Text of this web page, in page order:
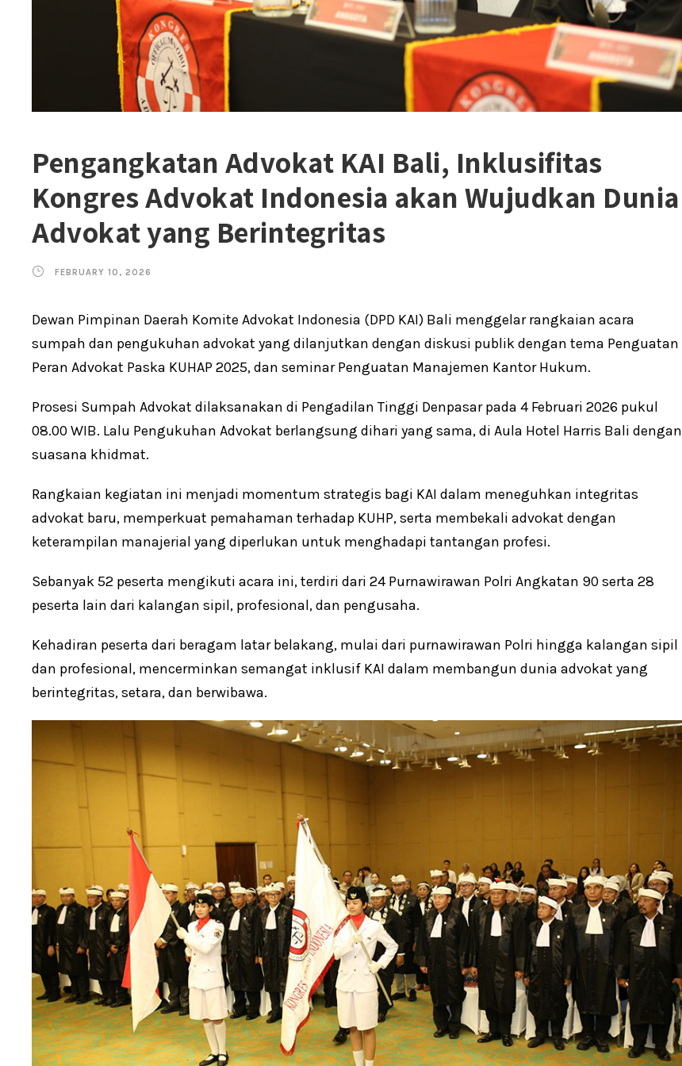
Pengangkatan Advokat KAI Bali, Inklusifitas
Kongres Advokat Indonesia akan Wujudkan Dunia
Advokat yang Berintegritas
FEBRUARY 10, 2026
Dewan Pimpinan Daerah Komite Advokat Indonesia (DPD KAI) Bali menggelar rangkaian acara
sumpah dan pengukuhan advokat yang dilanjutkan dengan diskusi publik dengan tema Penguatan
Peran Advokat Paska KUHAP 2025, dan seminar Penguatan Manajemen Kantor Hukum.
Prosesi Sumpah Advokat dilaksanakan di Pengadilan Tinggi Denpasar pada 4 Februari 2026 pukul
08.00 WIB. Lalu Pengukuhan Advokat berlangsung dihari yang sama, di Aula Hotel Harris Bali dengan
suasana khidmat.
Rangkaian kegiatan ini menjadi momentum strategis bagi KAI dalam meneguhkan integritas
advokat baru, memperkuat pemahaman terhadap KUHP, serta membekali advokat dengan
keterampilan manajerial yang diperlukan untuk menghadapi tantangan profesi.
Sebanyak 52 peserta mengikuti acara ini, terdiri dari 24 Purnawirawan Polri Angkatan 90 serta 28
peserta lain dari kalangan sipil, profesional, dan pengusaha.
Kehadiran peserta dari beragam latar belakang, mulai dari purnawirawan Polri hingga kalangan sipil
dan profesional, mencerminkan semangat inklusif KAI dalam membangun dunia advokat yang
berintegritas, setara, dan berwibawa.